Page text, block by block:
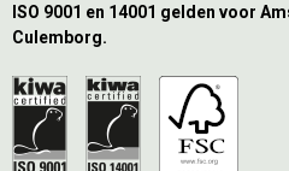
ISO 9001 en 14001 gelden voor
Culemborg.